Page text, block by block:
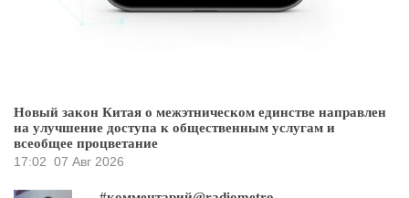
Новый закон Китая о межэтническом единстве направлен
на улучшение доступа к общественным услугам и
всеобщее процветание
17:02 07 Авг 2026